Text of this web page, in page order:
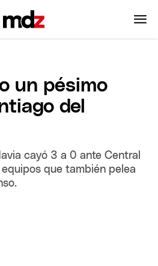
un pésimo
del
cayó 3 a 0 ante Central
que también pelea